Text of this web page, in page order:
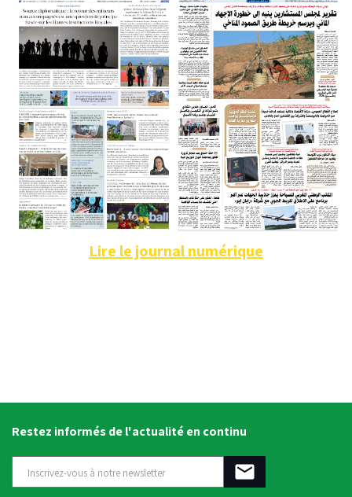
Lire le journal numérique
Restez informés de l'actualité en continu